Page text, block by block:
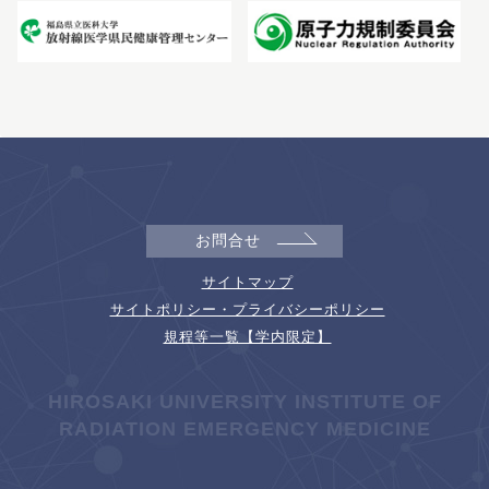
お問合せ
サイトマップ
サイトポリシー・プライバシーポリシー
規程等一覧【学内限定】
HIROSAKI UNIVERSITY INSTITUTE OF
RADIATION EMERGENCY MEDICINE